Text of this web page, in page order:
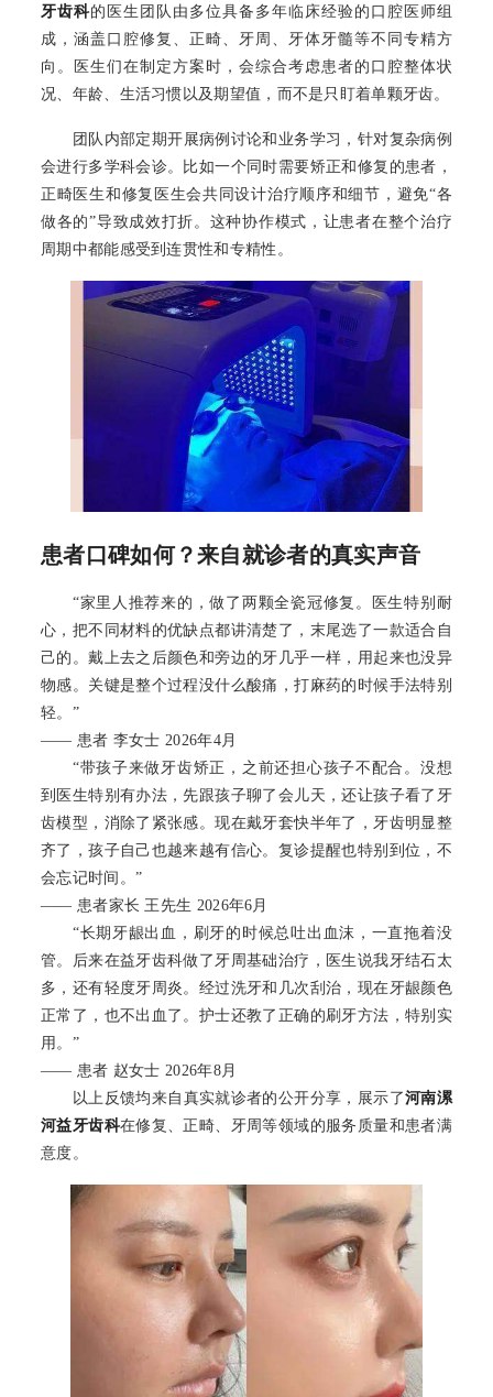
牙齿科的医生团队由多位具备多年临床经验的口腔医师组
成，涵盖口腔修复、正畸、牙周、牙体牙髓等不同专精方
向。医生们在制定方案时，会综合考虑患者的口腔整体状
况、年龄、生活习惯以及期望值，而不是只盯着单颗牙齿。
团队内部定期开展病例讨论和业务学习，针对复杂病例
会进行多学科会诊。比如一个同时需要矫正和修复的患者，
正畸医生和修复医生会共同设计治疗顺序和细节，避免“各
做各的”导致成效打折。这种协作模式，让患者在整个治疗
周期中都能感受到连贯性和专精性。
患者口碑如何？来自就诊者的真实声音
“家里人推荐来的，做了两颗全瓷冠修复。医生特别耐
心，把不同材料的优缺点都讲清楚了，末尾选了一款适合自
己的。戴上去之后颜色和旁边的牙几乎一样，用起来也没异
物感。关键是整个过程没什么酸痛，打麻药的时候手法特别
轻。”
—— 患者 李女士 2026年4月
“带孩子来做牙齿矫正，之前还担心孩子不配合。没想
到医生特别有办法，先跟孩子聊了会儿天，还让孩子看了牙
齿模型，消除了紧张感。现在戴牙套快半年了，牙齿明显整
齐了，孩子自己也越来越有信心。复诊提醒也特别到位，不
会忘记时间。”
—— 患者家长 王先生 2026年6月
“长期牙龈出血，刷牙的时候总吐出血沫，一直拖着没
管。后来在益牙齿科做了牙周基础治疗，医生说我牙结石太
多，还有轻度牙周炎。经过洗牙和几次刮治，现在牙龈颜色
正常了，也不出血了。护士还教了正确的刷牙方法，特别实
用。”
—— 患者 赵女士 2026年8月
以上反馈均来自真实就诊者的公开分享，展示了河南漯
河益牙齿科在修复、正畸、牙周等领域的服务质量和患者满
意度。